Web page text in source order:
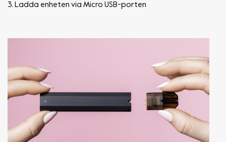
3. Ladda enheten via Micro USB-porten